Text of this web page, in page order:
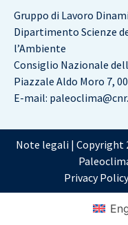
Gruppo di Lavoro
Dipartimento Scienze
l’Ambiente
Consiglio Nazionale
Piazzale Aldo Moro 7,
E-mail:
Note legali | Copyright
Privacy Policy